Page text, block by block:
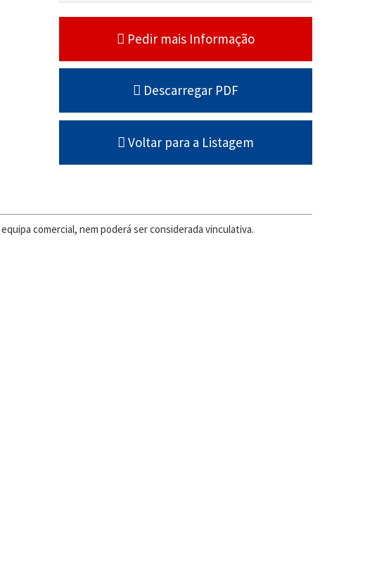
Pedir mais Informação
Descarregar PDF
Voltar para a Listagem
comercial, nem poderá ser considerada vinculativa.